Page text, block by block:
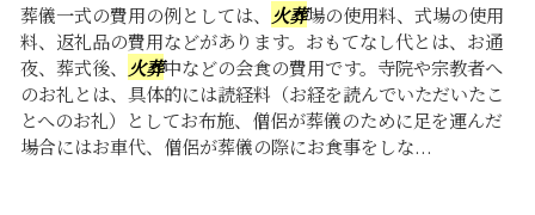
葬儀一式の費用の例としては、 火葬場の使用料、式場の使用
料、返礼品の費用などがあります。おもてなし代とは、お通
夜、葬式後、 火葬中などの会食の費用です。寺院や宗教者へ
のお礼とは、具体的には読経料（お経を読んでいただいたこ
とへのお礼）としてお布施、僧侶が葬儀のために足を運んだ
場合にはお車代、僧侶が葬儀の際にお食事をしな...